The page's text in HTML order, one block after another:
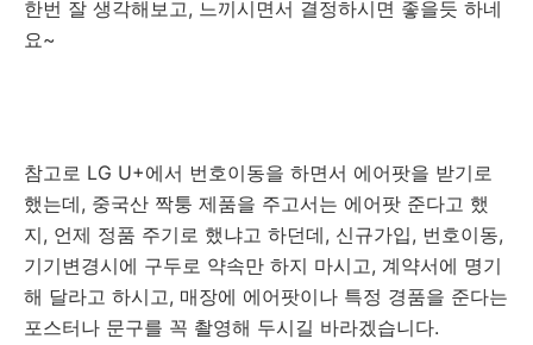
한번 잘 생각해보고, 느끼시면서 결정하시면 좋을듯 하네
요~
참고로 LG U+에서 번호이동을 하면서 에어팟을 받기로
했는데, 중국산 짝퉁 제품을 주고서는 에어팟 준다고 했
지, 언제 정품 주기로 했냐고 하던데, 신규가입, 번호이동,
기기변경시에 구두로 약속만 하지 마시고, 계약서에 명기
해 달라고 하시고, 매장에 에어팟이나 특정 경품을 준다는
포스터나 문구를 꼭 촬영해 두시길 바라겠습니다.